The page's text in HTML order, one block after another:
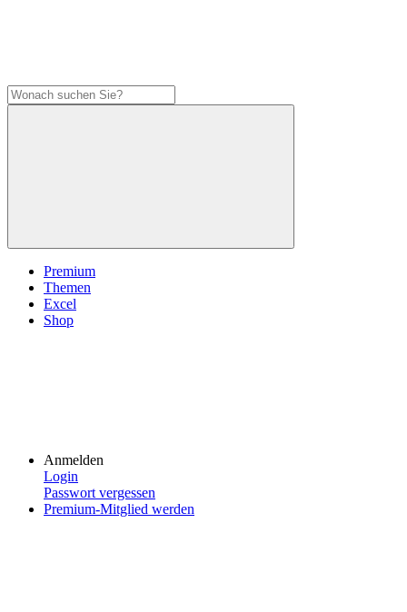
Premium
Themen
Excel
Shop
Anmelden
Login
Passwort vergessen
Premium-Mitglied werden